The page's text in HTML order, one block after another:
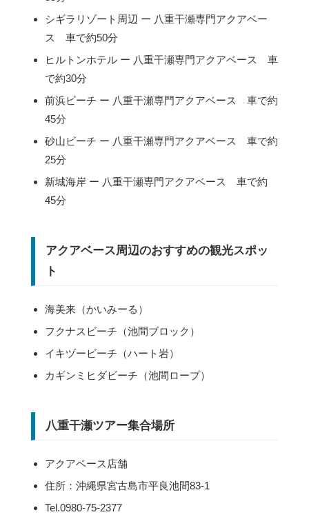
シギラリゾート周辺 ー 八重干瀬専門アクアベー
ス 車で約50分
ヒルトンホテル ー 八重干瀬専門アクアベース 車
で約30分
前浜ビーチ ー 八重干瀬専門アクアベース 車で約
45分
砂山ビーチ ー 八重干瀬専門アクアベース 車で約
25分
新城海岸 ー 八重干瀬専門アクアベース 車で約
45分
アクアベース周辺のおすすめの観光スポッ
ト
海美来（かいみーる）
フクナスビーチ（池間ブロック）
イキヅービーチ（ハート岩）
カギンミヒダビーチ（池間ロープ）
八重干瀬ツアー集合場所
アクアベース店舗
住所：沖縄県宮古島市平良池間83-1
Tel.0980-75-2377